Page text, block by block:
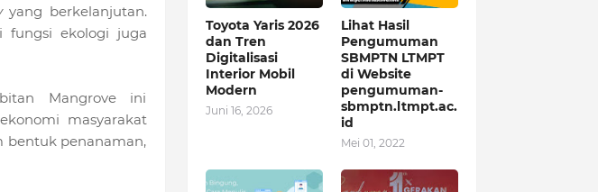
yang berkelanjutan.
fungsi ekologi juga
Mangrove ini
masyarakat
bentuk penanaman,
Toyota Yaris 2026
dan Tren
Digitalisasi
Interior Mobil
Modern
Juni 16, 2026
Lihat Hasil
Pengumuman
SBMPTN LTMPT
di Website
pengumuman-
sbmptn.ltmpt.ac.
id
Mei 01, 2022